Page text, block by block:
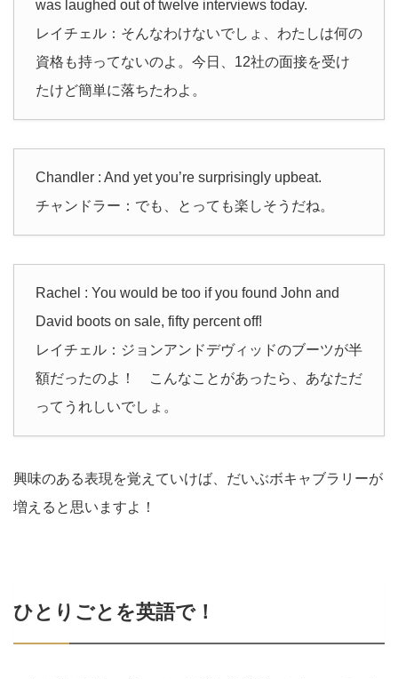
was laughed out of twelve interviews today.
レイチェル：そんなわけないでしょ、わたしは何の
資格も持ってないのよ。今日、12社の面接を受け
たけど簡単に落ちたわよ。
Chandler : And yet you’re surprisingly upbeat.
チャンドラー：でも、とっても楽しそうだね。
Rachel : You would be too if you found John and
David boots on sale, fifty percent off!
レイチェル：ジョンアンドデヴィッドのブーツが半
額だったのよ！ こんなことがあったら、あなただ
ってうれしいでしょ。
興味のある表現を覚えていけば、だいぶボキャブラリーが
増えると思いますよ！
ひとりごとを英語で！